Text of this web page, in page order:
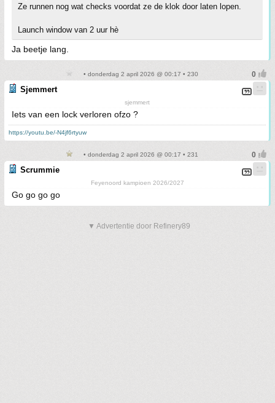
Ze runnen nog wat checks voordat ze de klok door laten lopen.
Launch window van 2 uur hè
Ja beetje lang.
• donderdag 2 april 2026 @ 00:17 • 230
Sjemmert
sjemmert
Iets van een lock verloren ofzo ?
https://youtu.be/-N4jf6rtyuw
• donderdag 2 april 2026 @ 00:17 • 231
Scrummie
Feyenoord kampioen 2026/2027
Go go go go
▼ Advertentie door Refinery89